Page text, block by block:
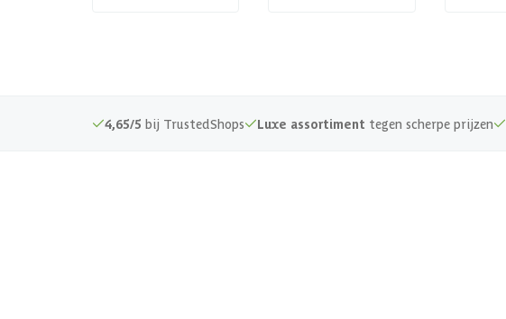
4,65/5 bij TrustedShops Luxe assortiment tegen scherpe prijzen